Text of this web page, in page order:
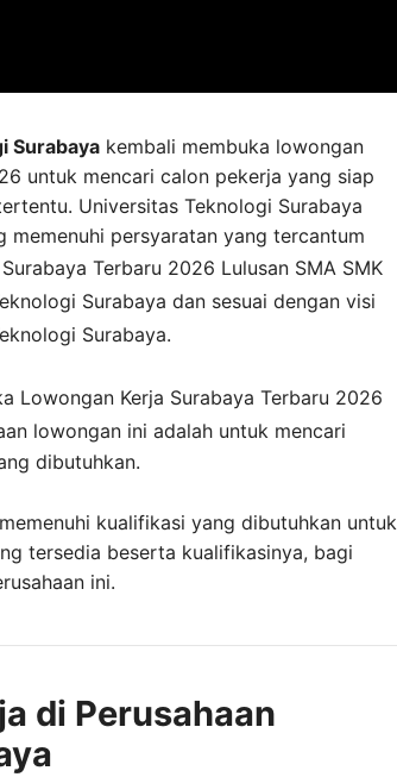
Surabaya kembali membuka lowongan
untuk mencari calon pekerja yang siap
Universitas Teknologi Surabaya
memenuhi persyaratan yang tercantum
Surabaya Terbaru 2026 Lulusan SMA SMK
Surabaya dan sesuai dengan visi
Surabaya.
Lowongan Kerja Surabaya Terbaru 2026
lowongan ini adalah untuk mencari
dibutuhkan.
kualifikasi yang dibutuhkan untuk
tersedia beserta kualifikasinya, bagi
ini.
di Perusahaan